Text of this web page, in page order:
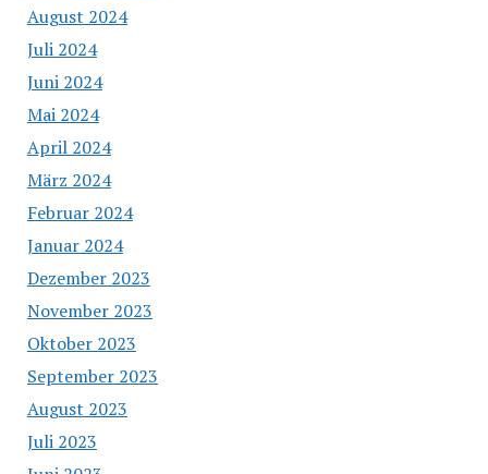
August 2024
Juli 2024
Juni 2024
Mai 2024
April 2024
März 2024
Februar 2024
Januar 2024
Dezember 2023
November 2023
Oktober 2023
September 2023
August 2023
Juli 2023